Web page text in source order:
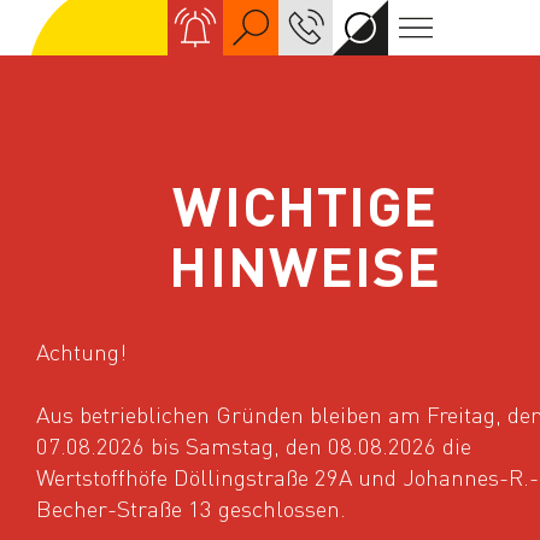
SucheKONTAKTKontrastreiche
Navigation
Wir für eine schöne Stadt Wir sind für
ÄNDERUNG DER
WICHTIGE
HINWEISE
Achtung!
Aus betrieblichen Gründen bleiben am Freitag,
07.08.2026 bis Samstag, den 08.08.2026 die
Wertstoffhöfe Döllingstraße 29A und Johannes-R.-
Becher-Straße 13 geschlossen.